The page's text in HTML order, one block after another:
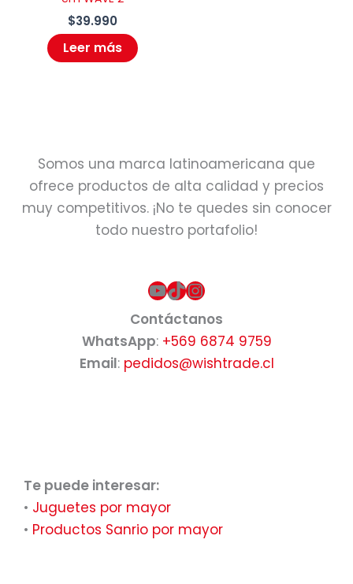
$39.990
Leer más
Somos una marca latinoamericana que
ofrece productos de alta calidad y precios
muy competitivos. ¡No te quedes sin conocer
todo nuestro portafolio!
YouTube
TikTok
Instagram
Contáctanos
WhatsApp: +569 6874 9759
Email: pedidos@wishtrade.cl
Te puede interesar:
• Juguetes por mayor
• Productos Sanrio por mayor